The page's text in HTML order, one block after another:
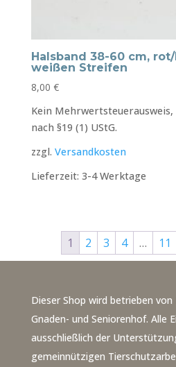
Halsband 38-60 cm,
weißen Streifen
8,00 €
Kein
nach §19 (1) UStG.
zzgl. Versandkosten
Lieferzeit: 3-4 Werktage
1 2 3 4 … 11
Dieser Shop wird betrieben
Gnaden- und Seniorenhof. Alle
ausschließlich der
gemeinnützigen